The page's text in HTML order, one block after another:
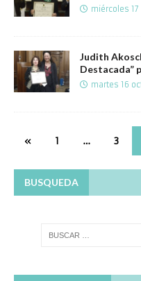
miércoles
Judith
Destacada”
martes 16
« 1 … 3
BUSQUEDA